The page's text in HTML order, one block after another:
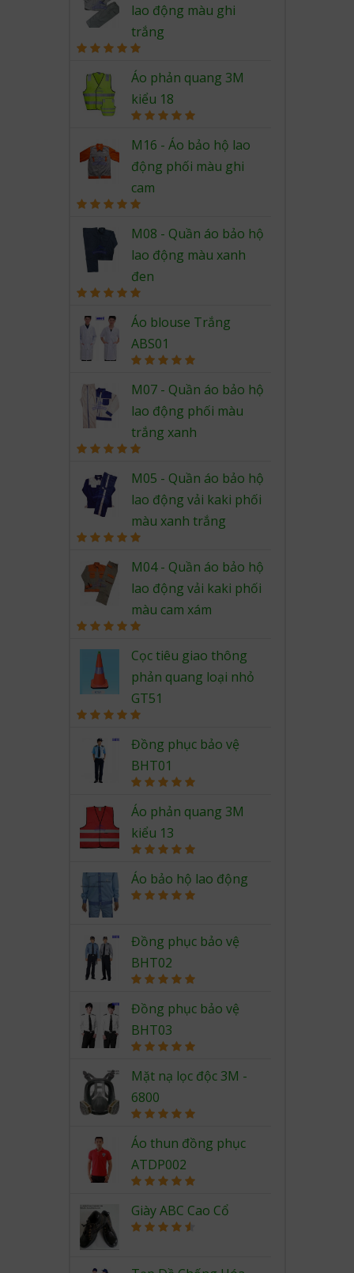
lao động màu ghi
trắng
out of 5
Áo phản quang 3M
kiểu 18
out of 5
M16 - Áo bảo hộ lao
động phối màu ghi
cam
out of 5
M08 - Quần áo bảo hộ
lao động màu xanh
đen
out of 5
Áo blouse Trắng
ABS01
out of 5
M07 - Quần áo bảo hộ
lao động phối màu
trắng xanh
out of 5
M05 - Quần áo bảo hộ
lao động vải kaki phối
màu xanh trắng
out of 5
M04 - Quần áo bảo hộ
lao động vải kaki phối
màu cam xám
out of 5
Cọc tiêu giao thông
phản quang loại nhỏ
GT51
out of 5
Đồng phục bảo vệ
BHT01
out of 5
Áo phản quang 3M
kiểu 13
out of 5
Áo bảo hộ lao động
Đồng phục bảo vệ
BHT02
out of 5
Đồng phục bảo vệ
BHT03
out of 5
Mặt nạ lọc độc 3M -
6800
out of 5
Áo thun đồng phục
ATDP002
out of 5
Giày ABC Cao Cổ